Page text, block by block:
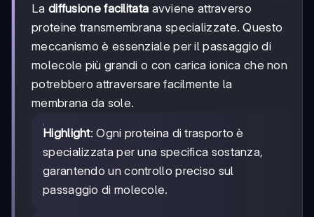
La diffusione facilitata avviene attraverso
proteine transmembrana specializzate. Questo
meccanismo è essenziale per il passaggio di
molecole più grandi o con carica ionica che non
potrebbero attraversare facilmente la
membrana da sole.
Highlight: Ogni proteina di trasporto è
specializzata per una specifica sostanza,
garantendo un controllo preciso sul
passaggio di molecole.